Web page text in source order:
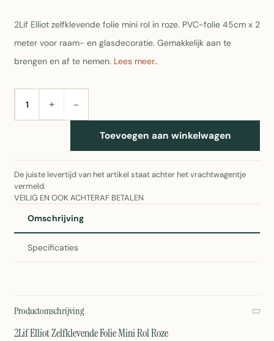
2Lif Elliot zelfklevende folie mini rol in roze. PVC-folie 45cm x 2
meter voor raam- en glasdecoratie. Gemakkelijk aan te
brengen en af te nemen. Lees meer..
AANTAL+ −
Toevoegen aan winkelwagen
De juiste levertijd van het artikel staat achter het vrachtwagentje
vermeld.
VEILIG EN OOK ACHTERAF BETALEN
Omschrijving
Specificaties
Productomschrijving
2Lif Elliot Zelfklevende Folie Mini Rol Roze